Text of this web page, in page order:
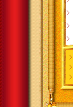
ꁕ
ꁕ
ꁕ
ꁕ
ꁕ
ꁕ